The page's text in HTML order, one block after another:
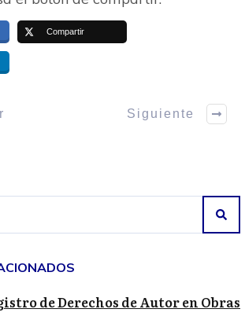
Compartir
Siguiente
de Derechos de Autor en Obras